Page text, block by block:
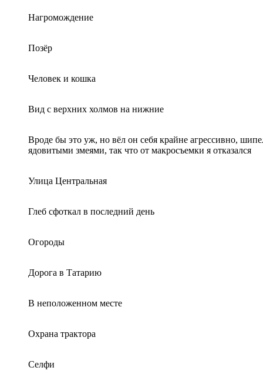
Нагромождение
Позёр
Человек и кошка
Вид с верхних холмов на нижние
Вроде бы это уж, но вёл он себя крайне агрессивно,
ядовитыми змеями, так что от макросъемки я отказался
Улица Центральная
Глеб сфоткал в последний день
Огороды
Дорога в Татарию
В неположенном месте
Охрана трактора
Селфи